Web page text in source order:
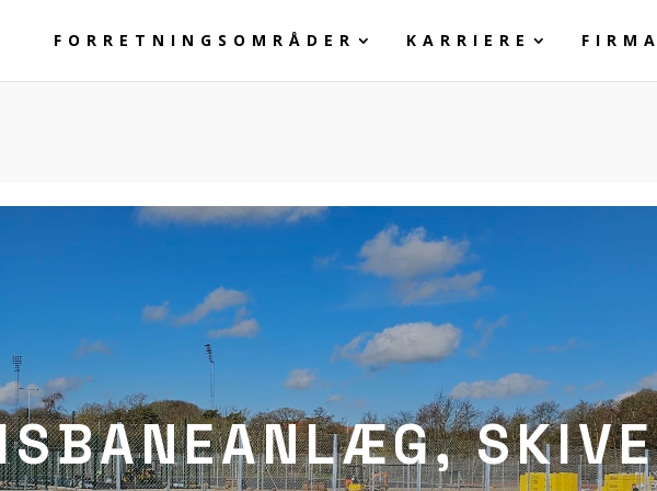
FORRETNINGSOMRÅDER KARRIERE FIRMA
SKIVE